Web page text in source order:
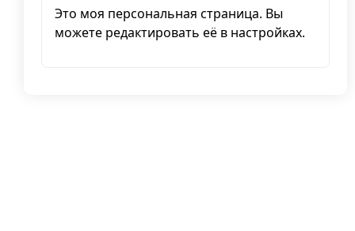
Это моя персональная страница. Вы
можете редактировать её в настройках.